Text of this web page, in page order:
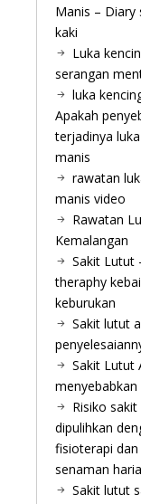
Manis –
kaki
Luka
serangan
luka
Apakah
terjadinya
manis
rawatan
manis video
Rawatan
Kemalangan
Sakit Lutut
theraphy
keburukan
Sakit lutut
Sakit Lutut
Risiko
dipulihkan
fisioterapi dan
senaman
Sakit lutut